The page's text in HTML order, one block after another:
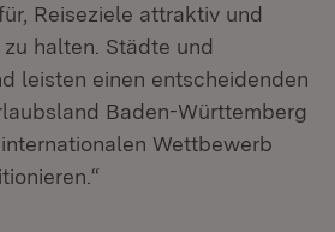
Reiseziele attraktiv und
halten. Städte und
leisten einen entscheidenden
Baden-Württemberg
Wettbewerb